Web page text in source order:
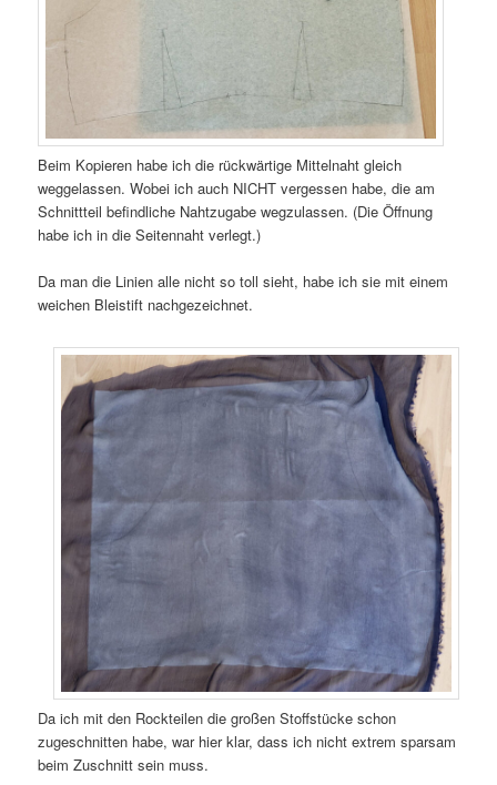
Beim Kopieren habe ich die rückwärtige Mittelnaht gleich
weggelassen. Wobei ich auch NICHT vergessen habe, die am
Schnittteil befindliche Nahtzugabe wegzulassen. (Die Öffnung
habe ich in die Seitennaht verlegt.)
Da man die Linien alle nicht so toll sieht, habe ich sie mit einem
weichen Bleistift nachgezeichnet.
Da ich mit den Rockteilen die großen Stoffstücke schon
zugeschnitten habe, war hier klar, dass ich nicht extrem sparsam
beim Zuschnitt sein muss.